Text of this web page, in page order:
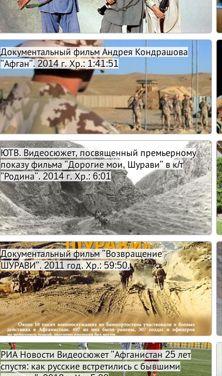
Документальный фильм Андрея Кондрашова
"Афган". 2014 г. Хр.: 1:41:51
ЮТВ. Видеосюжет, посвященный премьерному
показу фильма "Дорогие мои, Шурави" в к/т
"Родина". 2014 г. Хр.: 6:01
Документальный фильм "Возвращение
ШУРАВИ". 2011 год. Хр.: 59:50.
РИА Новости Видеосюжет "Афганистан 25 лет
спустя: как русские встретились с бывшими